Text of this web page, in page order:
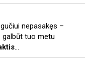
nepasakęs –
galbūt tuo metu
…